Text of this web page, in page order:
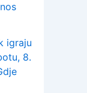
igraju
8.